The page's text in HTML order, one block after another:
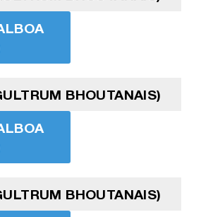
BHOUTANAIS)
BHOUTANAIS)